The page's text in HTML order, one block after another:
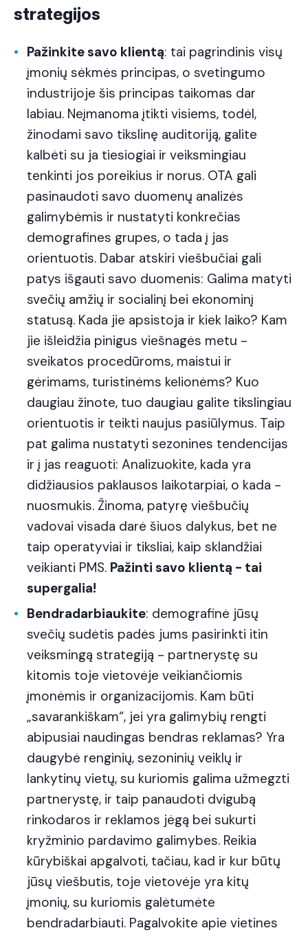
strategijos
Pažinkite savo klientą: tai pagrindinis visų
įmonių sėkmės principas, o svetingumo
industrijoje šis principas taikomas dar
labiau. Neįmanoma įtikti visiems, todėl,
žinodami savo tikslinę auditoriją, galite
kalbėti su ja tiesiogiai ir veiksmingiau
tenkinti jos poreikius ir norus. OTA gali
pasinaudoti savo duomenų analizės
galimybėmis ir nustatyti konkrečias
demografines grupes, o tada į jas
orientuotis. Dabar atskiri viešbučiai gali
patys išgauti savo duomenis: Galima matyti
svečių amžių ir socialinį bei ekonominį
statusą. Kada jie apsistoja ir kiek laiko? Kam
jie išleidžia pinigus viešnagės metu -
sveikatos procedūroms, maistui ir
gėrimams, turistinėms kelionėms? Kuo
daugiau žinote, tuo daugiau galite tikslingiau
orientuotis ir teikti naujus pasiūlymus. Taip
pat galima nustatyti sezonines tendencijas
ir į jas reaguoti: Analizuokite, kada yra
didžiausios paklausos laikotarpiai, o kada -
nuosmukis. Žinoma, patyrę viešbučių
vadovai visada darė šiuos dalykus, bet ne
taip operatyviai ir tiksliai, kaip sklandžiai
veikianti PMS. Pažinti savo klientą - tai
supergalia!
Bendradarbiaukite: demografinė jūsų
svečių sudėtis padės jums pasirinkti itin
veiksmingą strategiją - partnerystę su
kitomis toje vietovėje veikiančiomis
įmonėmis ir organizacijomis. Kam būti
„savarankiškam“, jei yra galimybių rengti
abipusiai naudingas bendras reklamas? Yra
daugybė renginių, sezoninių veiklų ir
lankytinų vietų, su kuriomis galima užmegzti
partnerystę, ir taip panaudoti dvigubą
rinkodaros ir reklamos jėgą bei sukurti
kryžminio pardavimo galimybes. Reikia
kūrybiškai apgalvoti, tačiau, kad ir kur būtų
jūsų viešbutis, toje vietovėje yra kitų
įmonių, su kuriomis galėtumėte
bendradarbiauti. Pagalvokite apie vietines